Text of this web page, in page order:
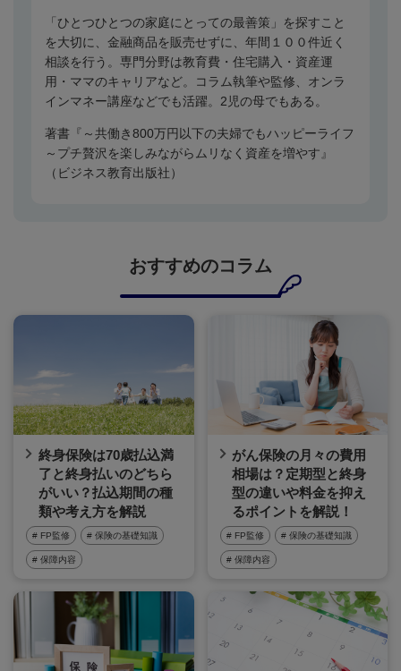
「ひとつひとつの家庭にとっての最善策」を探すこと
を大切に、金融商品を販売せずに、年間１００件近く
相談を行う。専門分野は教育費・住宅購入・資産運
用・ママのキャリアなど。コラム執筆や監修、オンラ
インマネー講座などでも活躍。 2児の母でもある。
著書『～共働き800万円以下の夫婦でもハッピーライフ
～プチ贅沢を楽しみながらムリなく資産を増やす』
（ビジネス教育出版社）
おすすめのコラム
終身保険は70歳払込満
了と終身払いのどちら
がいい？払込期間の種
類や考え方を解説
# FP監修 # 保険の基礎知識
# 保障内容
がん保険の月々の費用
相場は？定期型と終身
型の違いや料金を抑え
るポイントを解説！
# FP監修 # 保険の基礎知識
# 保障内容